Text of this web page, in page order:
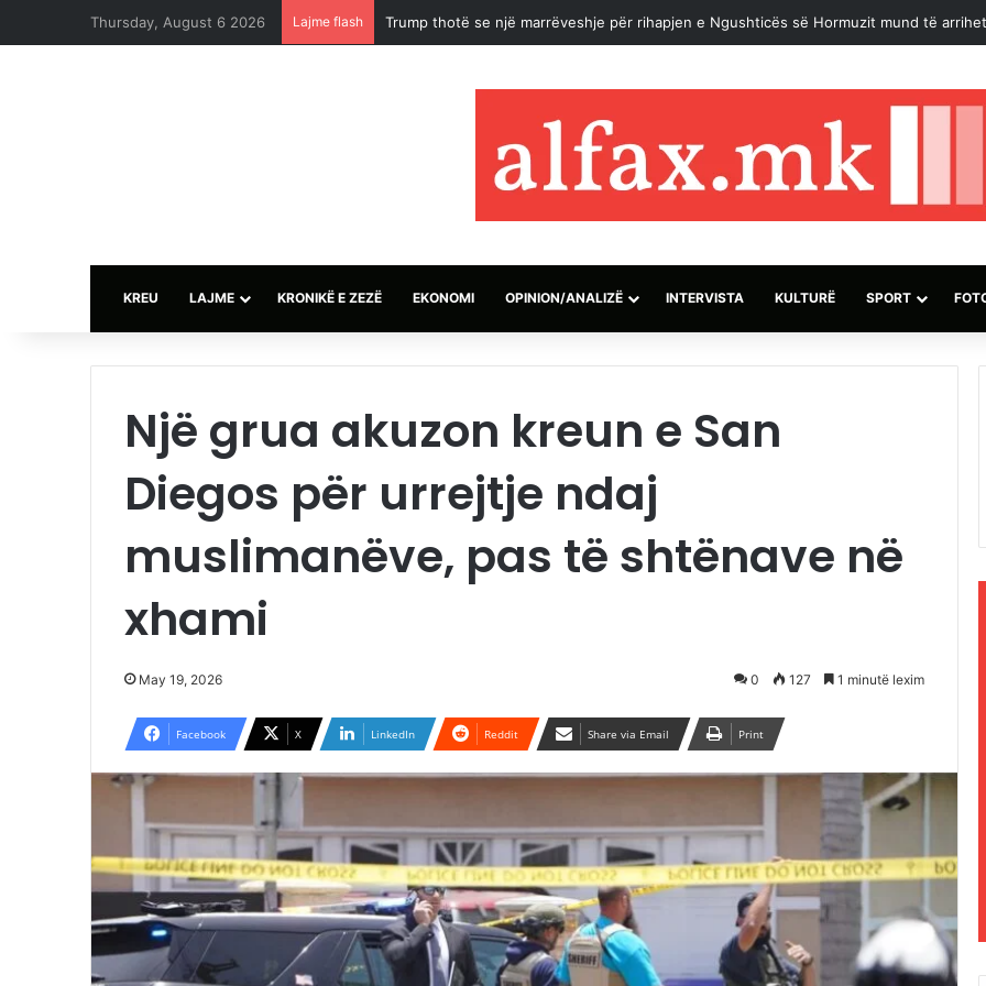
Thursday, August 6 2026 Lajme flash Projekt i ri në Londër: Qendër islame 13-katëshe për komunitetin mysliman shqiptar
KREU LAJME KRONIKË E ZEZË EKONOMI OPINION/ANALIZË INTERVISTA KULTURË SPORT
Një grua akuzon kreun e San
Diegos për urrejtje ndaj
muslimanëve, pas të shtënave në
xhami
May 19, 2026 0 127 1 minutë lexim
Facebook X LinkedIn Reddit Share via Email Print